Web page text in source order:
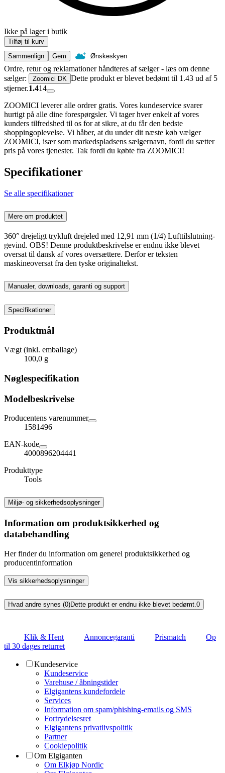
Ikke på lager i butik
Tilføj til kurv
Sammenlign
Gem Ønskeskyen
Ordre, retur og reklamationer håndteres af sælger - læs om denne
sælger:
Zoomici DK Dette produkt er blevet bedømt til 1.43 ud af 5
stjerner.1.414
ZOOMICI leverer alle ordrer gratis. Vores kundeservice svarer
hurtigt på alle dine forespørgsler. Vi tager hver enkelt af vores
kunders tilfredshed til os for at sikre, at du får den bedste
shoppingoplevelse. Vi håber, at du under dit næste køb vælger
ZOOMICI, især som markedspladsens sælgernavn, fordi du sætter
pris på vores tjenester. Tak fordi du købte fra ZOOMICI!
Specifikationer
Se alle specifikationer
Mere om produktet
360° drejeligt trykluft drejeled med 12,91 mm (1/4) Lufttilslutning-
gevind. OBS! Denne produktbeskrivelse er endnu ikke blevet
oversat til dansk af vores oversættere. Derfor er teksten
maskineoversat fra den tyske originaltekst.
Manualer, downloads, garanti og support
Specifikationer
Produktmål
Vægt (inkl. emballage)
100,0 g
Nøglespecifikation
Modelbeskrivelse
Producentens varenummer
1581496
EAN-kode
4000896204441
Produkttype
Tools
Miljø- og sikkerhedsoplysninger
Information om produktsikkerhed og
databehandling
Her finder du information om generel produktsikkerhed og
producentinformation
Vis sikkerhedsoplysninger
Hvad andre synes (0)Dette produkt er endnu ikke blevet bedømt. 0
Klik & Hent Annoncegaranti Prismatch
Op
til 30 dages returret
Kundeservice
Kundeservice
Varehuse / åbningstider
Elgigantens kundefordele
Services
Information om spam/phishing-emails og SMS
Fortrydelsesret
Elgigantens privatlivspolitik
Partner
Cookiepolitik
Om Elgiganten
Om Elkjøp Nordic